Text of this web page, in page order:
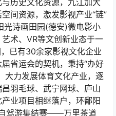
间资源，激发影视产业“链”
诗画田园(德安)微电影小
术、VR等文创新业态于一
已有30余家影视文化企业
省运会的契机，秉持“办好
大力发展体育文化产业，逐
羽毛球、武宁网球、庐山
业项目相继落户，环鄱阳
驾游集结赛——万里茶道